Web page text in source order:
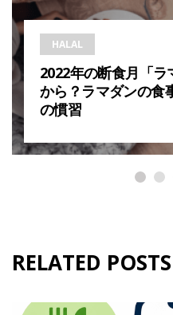
HALAL
2022年の断食月「
から？ラマダンの食
の慣習
RELATED POSTS